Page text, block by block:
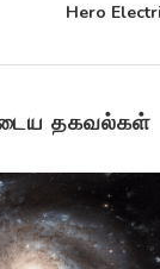
Hero
தகவல்கள்